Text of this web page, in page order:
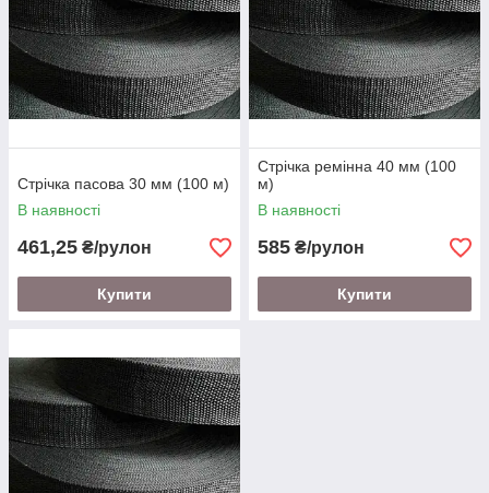
Стрічка пасова 30 мм (100 м)
В наявності
461,25 ₴/рулон
Купити
Стрічка ремінна 40 мм (100
м)
В наявності
585 ₴/рулон
Купити